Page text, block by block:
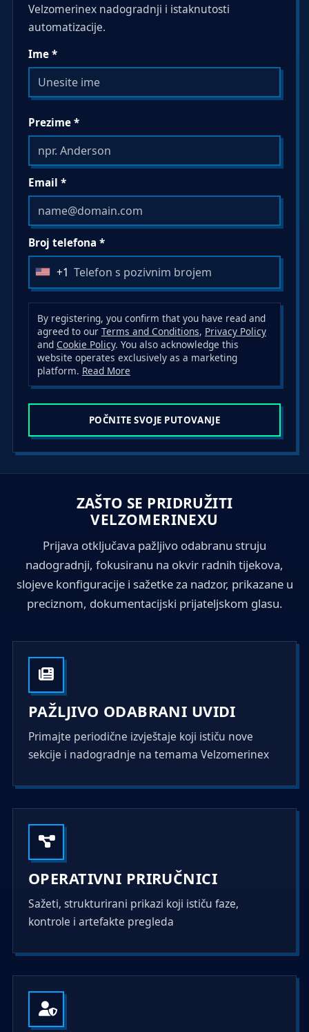
Velzomerinex nadogradnji i istaknutosti
automatizacije.
Ime *
Prezime *
Email *
Broj telefona *
U
n
i
t
e
d
S
t
t
e
s
+1
By registering, you confirm that you have read and
agreed to our Terms and Conditions, Privacy Policy
and Cookie Policy. You also acknowledge this
website operates exclusively as a marketing
platform. Read More
POČNITE SVOJE PUTOVANJE
ZAŠTO SE PRIDRUŽITI
VELZOMERINEXU
Prijava otključava pažljivo odabranu struju
nadogradnji, fokusiranu na okvir radnih tijekova,
slojeve konfiguracije i sažetke za nadzor, prikazane u
preciznom, dokumentacijski prijateljskom glasu.
PAŽLJIVO ODABRANI UVIDI
Primajte periodične izvještaje koji ističu nove
sekcije i nadogradnje na temama Velzomerinex
OPERATIVNI PRIRUČNICI
Sažeti, strukturirani prikazi koji ističu faze,
kontrole i artefakte pregleda